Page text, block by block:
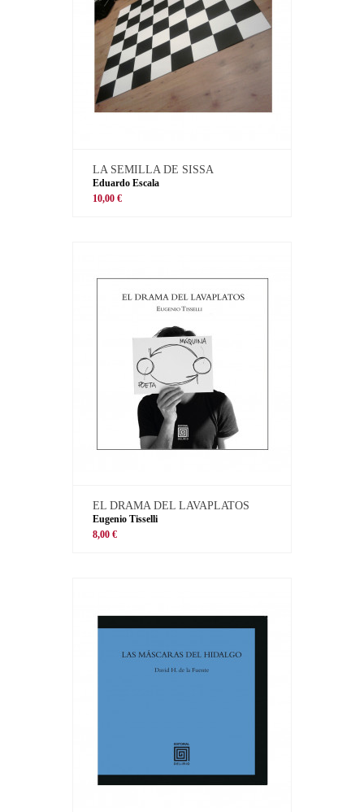
LA SEMILLA DE SISSA
Eduardo Escala
10,00 €
EL DRAMA DEL LAVAPLATOS
Eugenio Tisselli
8,00 €